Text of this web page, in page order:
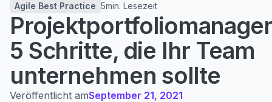
Agile Best Practice 5min. Lesezeit
5 Schritte, die Ihr Team
unternehmen sollte
Veröffentlicht amSeptember 21, 2021